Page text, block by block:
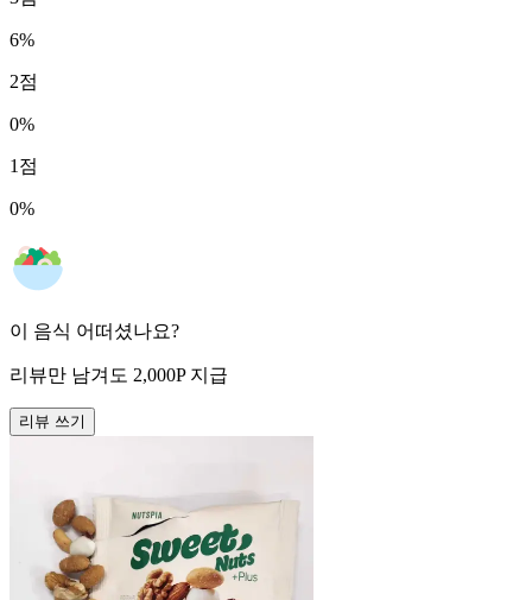
6%
2점
0%
1 점
0%
이 음식 어떠셨나요?
리뷰만 남겨도 2,000P 지급
리뷰 쓰기